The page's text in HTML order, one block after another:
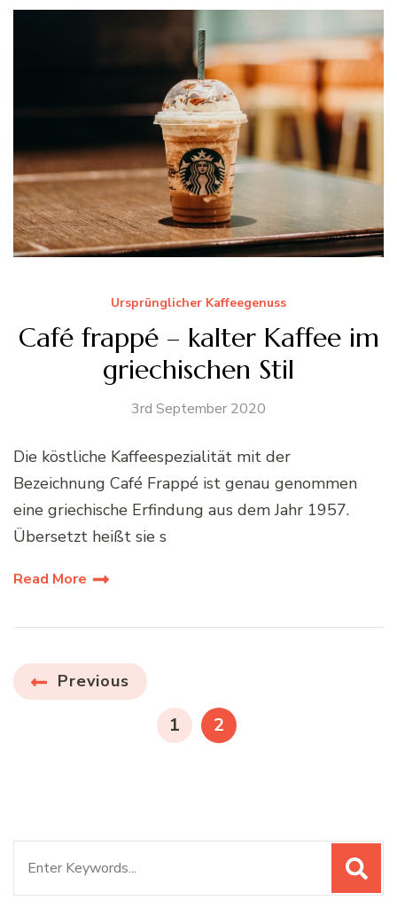
Ursprünglicher Kaffeegenuss
Café frappé – kalter Kaffee im
griechischen Stil
3rd September 2020
Die köstliche Kaffeespezialität mit der
Bezeichnung Café Frappé ist genau genommen
eine griechische Erfindung aus dem Jahr 1957.
Übersetzt heißt sie s
Read More
Seitennummerierung
Previous
PAGE
1 PAGE
2